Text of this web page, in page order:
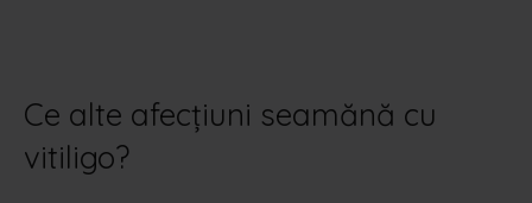
Ce alte afecțiuni seamănă cu
vitiligo?